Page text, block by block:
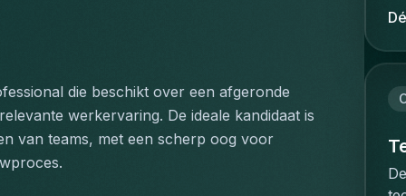
die beschikt over een afgeronde
werkervaring. De ideale kandidaat is
van teams, met een scherp oog voor